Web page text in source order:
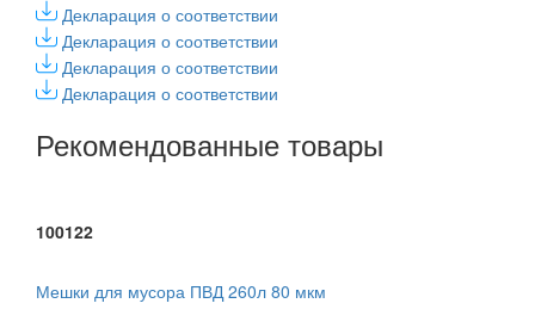
Декларация о соответствии
Декларация о соответствии
Декларация о соответствии
Декларация о соответствии
Рекомендованные товары
100122
Мешки для мусора ПВД 260л 80 мкм